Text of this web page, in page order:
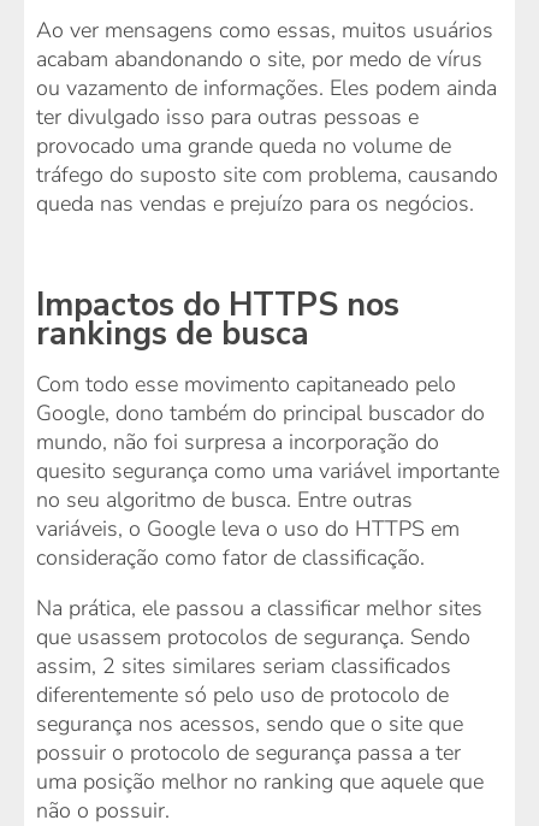
Ao ver mensagens como essas, muitos usuários
acabam abandonando o site, por medo de vírus
ou vazamento de informações. Eles podem ainda
ter divulgado isso para outras pessoas e
provocado uma grande queda no volume de
tráfego do suposto site com problema, causando
queda nas vendas e prejuízo para os negócios.
Impactos do HTTPS nos
rankings de busca
Com todo esse movimento capitaneado pelo
Google, dono também do principal buscador do
mundo, não foi surpresa a incorporação do
quesito segurança como uma variável importante
no seu algoritmo de busca. Entre outras
variáveis, o Google leva o uso do HTTPS em
consideração como fator de classificação.
Na prática, ele passou a classificar melhor sites
que usassem protocolos de segurança. Sendo
assim, 2 sites similares seriam classificados
diferentemente só pelo uso de protocolo de
segurança nos acessos, sendo que o site que
possuir o protocolo de segurança passa a ter
uma posição melhor no ranking que aquele que
não o possuir.